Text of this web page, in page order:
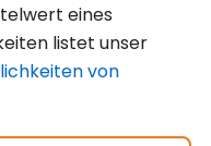
eines
listet unser
von